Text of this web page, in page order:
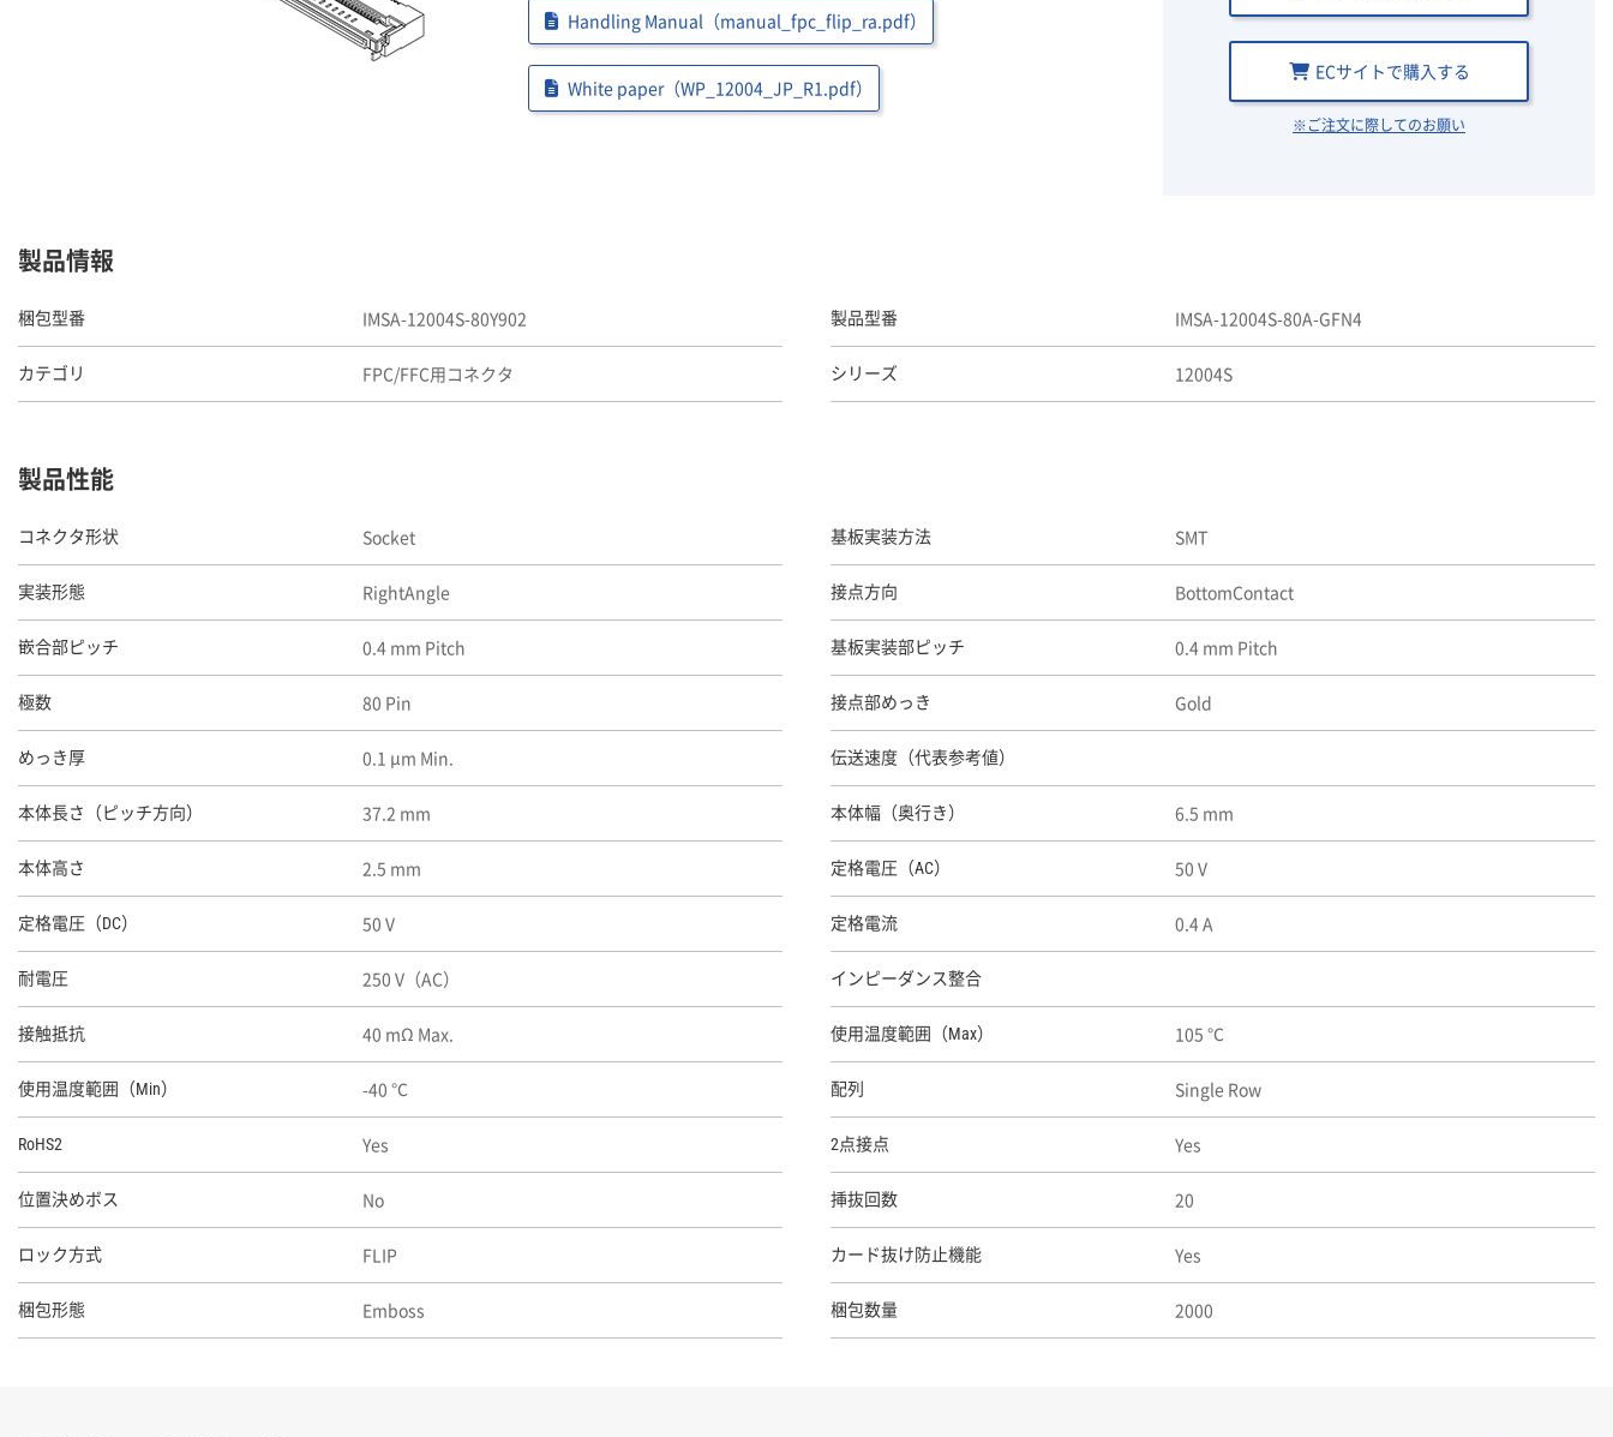
Handling Manual（manual_fpc_flip_ra.pdf）
White paper（WP_12004_JP_R1.pdf）
ECサイトで購入する
※ご注文に際してのお願い
製品情報
梱包型番 IMSA-12004S-80Y902 製品型番 IMSA-12004S-80A-GFN4
カテゴリ FPC/FFC用コネクタ シリーズ 12004S
製品性能
コネクタ形状 Socket 基板実装方法 SMT
実装形態 RightAngle 接点方向 BottomContact
嵌合部ピッチ 0.4 mm Pitch 基板実装部ピッチ 0.4 mm Pitch
極数 80 Pin 接点部めっき Gold
めっき厚 0.1 μm Min. 伝送速度（代表参考値）
本体長さ（ピッチ方向） 37.2 mm 本体幅（奥行き） 6.5 mm
本体高さ 2.5 mm 定格電圧（AC） 50 V
定格電圧（DC） 50 V 定格電流 0.4 A
耐電圧 250 V（AC） インピーダンス整合
接触抵抗 40 mΩ Max. 使用温度範囲（Max） 105 ℃
使用温度範囲（Min） -40 ℃ 配列 Single Row
RoHS2 Yes 2点接点 Yes
位置決めボス No 挿抜回数 20
ロック方式 FLIP カード抜け防止機能 Yes
梱包形態 Emboss 梱包数量 2000